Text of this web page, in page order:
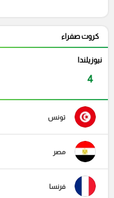
كروت صفراء
نيوزيلندا
4
تونس
مصر
فرنسا